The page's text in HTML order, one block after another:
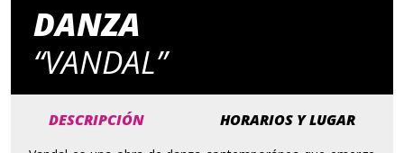
DANZA
“VANDAL”
DESCRIPCIÓN HORARIOS Y LUGAR